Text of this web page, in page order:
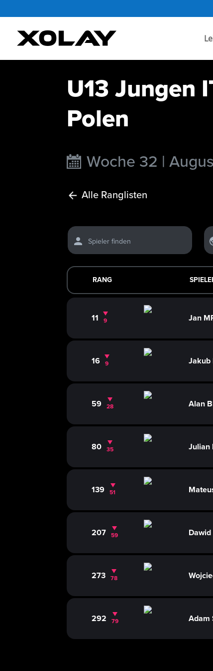
U13 Jungen
Polen
Woche 32 |
Alle Ranglisten
Spieler finden
RANG
11 9 Jan
16 9 Jakub
59 28 Alan
80 35 Julian
139 51
207 59 Dawid
273 78
292 79 Adam